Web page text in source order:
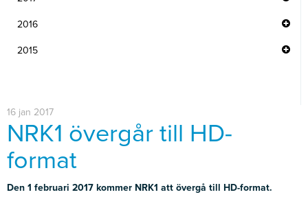
2016
2015
16 jan 2017
NRK1 övergår till HD-
format
Den 1 februari 2017 kommer NRK1 att övergå till HD-format.